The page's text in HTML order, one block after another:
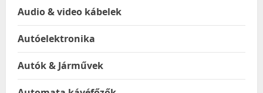
Audio & video kábelek
Autóelektronika
Autók & Járművek